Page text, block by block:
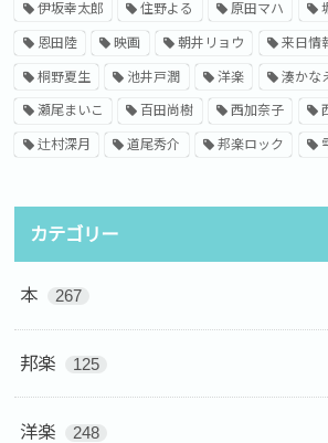
伊坂幸太郎 住野よる 原田マハ
恩田陸 映画 朝井リョウ 来日情
桐野夏生 池井戸潤 洋楽 湊かな
瀬尾まいこ 百田尚樹 西加奈子
辻村深月 道尾秀介 邦楽ロック
カテゴリー
本 267
邦楽 125
洋楽 248